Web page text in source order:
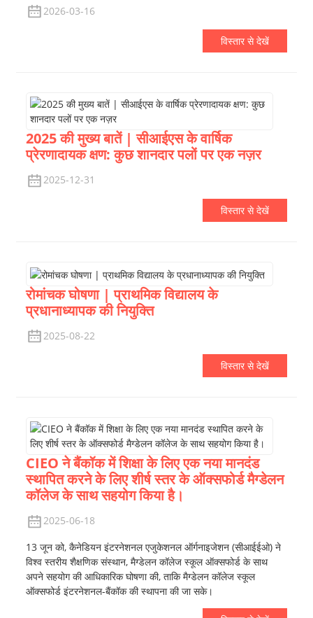
2026-03-16
विस्तार से देखें
2025 की मुख्य बातें | सीआईएस के वार्षिक
प्रेरणादायक क्षण: कुछ शानदार पलों पर एक नज़र
2025-12-31
विस्तार से देखें
रोमांचक घोषणा | प्राथमिक विद्यालय के
प्रधानाध्यापक की नियुक्ति
2025-08-22
विस्तार से देखें
CIEO ने बैंकॉक में शिक्षा के लिए एक नया मानदंड
स्थापित करने के लिए शीर्ष स्तर के ऑक्सफोर्ड मैग्डेलन
कॉलेज के साथ सहयोग किया है।
2025-06-18
13 जून को, कैनेडियन इंटरनेशनल एजुकेशनल ऑर्गनाइजेशन (सीआईईओ) ने
विश्व स्तरीय शैक्षणिक संस्थान, मैग्डेलन कॉलेज स्कूल ऑक्सफोर्ड के साथ
अपने सहयोग की आधिकारिक घोषणा की, ताकि मैग्डेलन कॉलेज स्कूल
ऑक्सफोर्ड इंटरनेशनल-बैंकॉक की स्थापना की जा सके।